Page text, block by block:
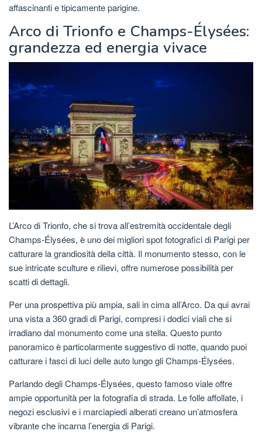
affascinanti e tipicamente parigine.
Arco di Trionfo e Champs-Élysées:
grandezza ed energia vivace
L’Arco di Trionfo, che si trova all’estremità occidentale degli
Champs-Élysées, è uno dei migliori spot fotografici di Parigi per
catturare la grandiosità della città. Il monumento stesso, con le
sue intricate sculture e rilievi, offre numerose possibilità per
scatti di dettagli.
Per una prospettiva più ampia, sali in cima all’Arco. Da qui avrai
una vista a 360 gradi di Parigi, compresi i dodici viali che si
irradiano dal monumento come una stella. Questo punto
panoramico è particolarmente suggestivo di notte, quando puoi
catturare i fasci di luci delle auto lungo gli Champs-Élysées.
Parlando degli Champs-Élysées, questo famoso viale offre
ampie opportunità per la fotografia di strada. Le folle affollate, i
negozi esclusivi e i marciapiedi alberati creano un’atmosfera
vibrante che incarna l’energia di Parigi.